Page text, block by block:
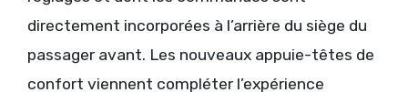
directement incorporées à l’arrière du siège du
passager avant. Les nouveaux appuie-têtes de
confort viennent compléter l’expérience